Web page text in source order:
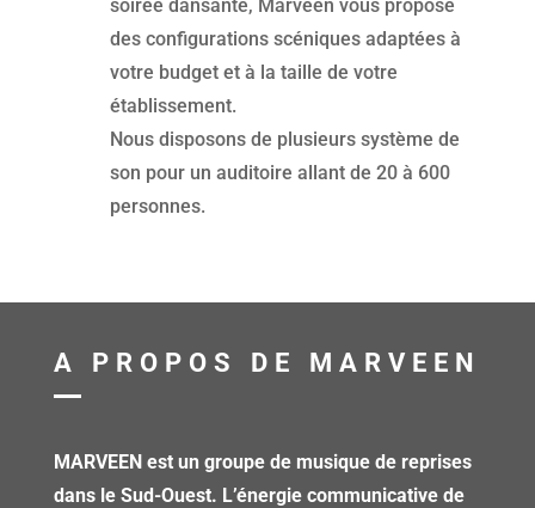
soirée dansante, Marveen vous propose
des configurations scéniques adaptées à
votre budget et à la taille de votre
établissement.
Nous disposons de plusieurs système de
son pour un auditoire allant de 20 à 600
personnes.
A PROPOS DE MARVEEN
MARVEEN est un groupe de musique de reprises
dans le Sud-Ouest. L’énergie communicative de